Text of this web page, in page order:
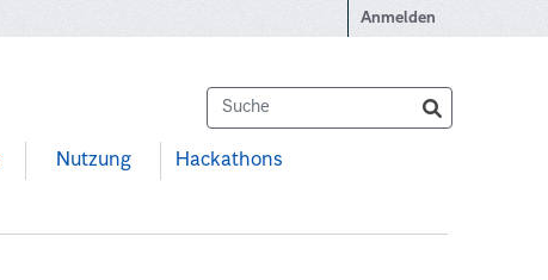
Anmelden
Nutzung Hackathons